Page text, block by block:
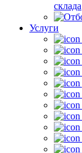
склада
Услуги